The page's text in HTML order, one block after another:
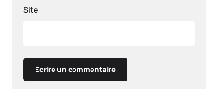
Site
Ecrire un commentaire